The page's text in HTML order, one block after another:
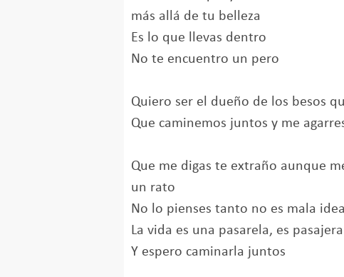
más allá de tu belleza
Es lo que llevas dentro
No te encuentro un pero
Quiero ser el dueño de los besos
Que caminemos juntos y me
Que me digas te extraño aunque
un rato
No lo pienses tanto no es mala idea
La vida es una pasarela, es pasajera
Y espero caminarla juntos